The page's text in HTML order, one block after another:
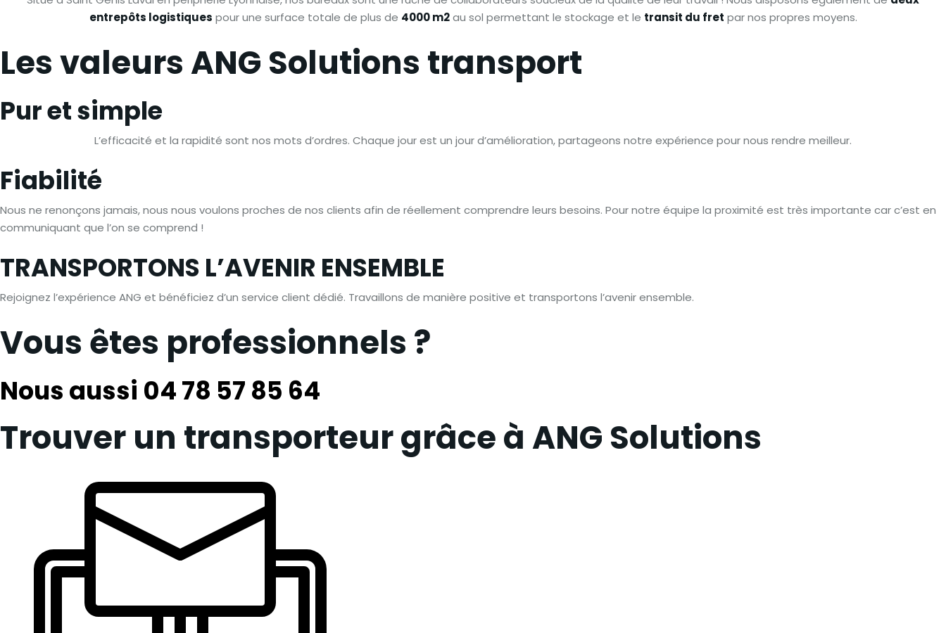
entrepôts logistiques pour une surface totale de plus de 4000 m2au sol permettant le stockage et le transit du fret par nos propres moyens.
Les valeurs ANG Solutions transport
Pur et simple
L’efficacité et la rapidité sont nos mots d’ordres. Chaque jour est un jour d’amélioration, partageons notre expérience pour nous rendre meilleur.
Fiabilité
Nous ne renonçons jamais, nous nous voulons proches de nos clients afin de réellement comprendre leurs besoins. Pour notre équipe la proximité est très importante car c’est en
communiquant que l’on se comprend !
TRANSPORTONS L’AVENIR ENSEMBLE
Rejoignez l’expérience ANG et bénéficiez d’un service client dédié. Travaillons de manière positive et transportons l’avenir ensemble.
Vous êtes professionnels ?
Nous aussi 04 78 57 85 64
Trouver un transporteur grâce à ANG Solutions